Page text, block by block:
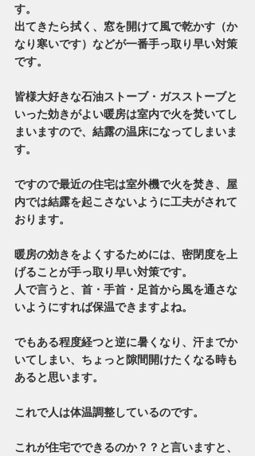
す。
出てきたら拭く、窓を開けて風で乾かす（か
なり寒いです）などが一番手っ取り早い対策
です。
皆様大好きな石油ストーブ・ガスストーブと
いった効きがよい暖房は室内で火を焚いてし
まいますので、結露の温床になってしまいま
す。
ですので最近の住宅は室外機で火を焚き、屋
内では結露を起こさないように工夫がされて
おります。
暖房の効きをよくするためには、密閉度を上
げることが手っ取り早い対策です。
人で言うと、首・手首・足首から風を通さな
いようにすれば保温できますよね。
でもある程度経つと逆に暑くなり、汗までか
いてしまい、ちょっと隙間開けたくなる時も
あると思います。
これで人は体温調整しているのです。
これが住宅でできるのか？？と言いますと、